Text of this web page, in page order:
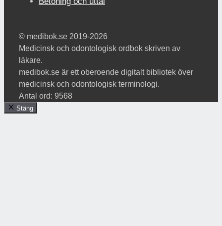
© medibok.se 2019-2026
Medicinsk och odontologisk ordbok skriven av
läkare.
medibok.se är ett oberoende digitalt bibliotek över
medicinsk och odontologisk terminologi.
Antal ord: 9568
Stäng